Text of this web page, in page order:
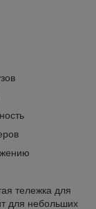
тележка для
для небольших